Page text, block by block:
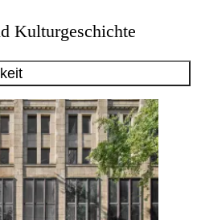
Kulturgeschichte